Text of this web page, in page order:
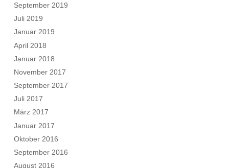
September 2019
Juli 2019
Januar 2019
April 2018
Januar 2018
November 2017
September 2017
Juli 2017
März 2017
Januar 2017
Oktober 2016
September 2016
August 2016